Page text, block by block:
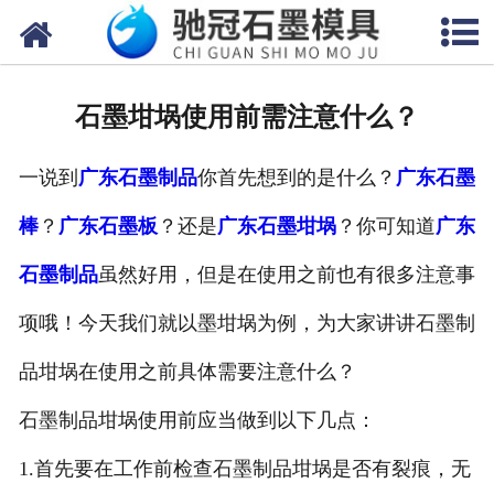
网站首页
联系我们
石墨坩埚使用前需注意什么？
一说到 广东石墨制品你首先想到的是什么？ 广东石墨
棒？ 广东石墨板？还是广东石墨坩埚？你可知道广东
石墨制品虽然好用，但是在使用之前也有很多注意事
项哦！今天我们就以墨坩埚为例，为大家讲讲石墨制
品坩埚在使用之前具体需要注意什么？
石墨制品坩埚使用前应当做到以下几点：
1.首先要在工作前检查石墨制品坩埚是否有裂痕，无